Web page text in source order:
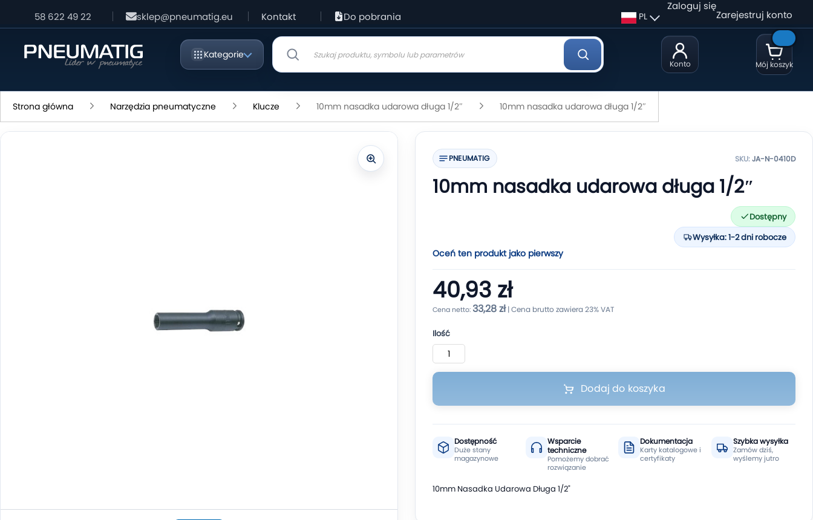
58 622 49 22 sklep@pneumatig.eu Kontakt Do pobrania
Kategorie
Konto
PL
Zaloguj się
Zarejestruj konto
Mój koszyk
Strona główna Narzędzia pneumatyczne Klucze 10mm nasadka udarowa długa 1/2″ 10mm nasadka udarowa długa 1/2″
PNEUMATIG SKU:JA-N-0410D
10mm nasadka udarowa długa 1/2″
Dostępny
Wysyłka: 1-2 dni robocze
Oceń ten produkt jako pierwszy
40,93 zł
33,28 zł
Ilość
Dodaj do koszyka
Dostępność
Duże stany
magazynowe
Wsparcie
techniczne
Pomożemy dobrać
rozwiązanie
Dokumentacja
Karty katalogowe i
certyfikaty
Szybka wysyłka
Zamów dziś,
wyślemy jutro
10mm Nasadka Udarowa Długa 1/2"